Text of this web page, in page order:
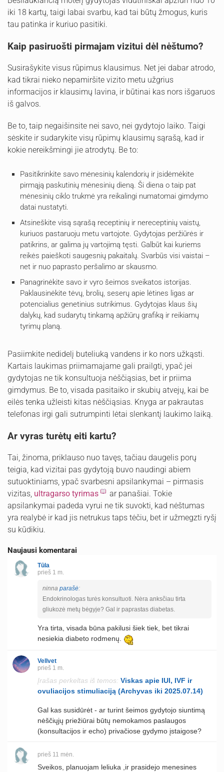
iki 18 kartų, taigi labai svarbu, kad tai būtų žmogus, kuris
tau patinka ir kuriuo pasitiki.
Kaip pasiruošti pirmajam vizitui dėl nėštumo?
Susirašykite visus rūpimus klausimus. Net jei dabar atrodo,
kad tikrai nieko nepamiršite vizito metu užgrius
informacijos ir klausimų lavina, ir būtinai kas nors išgaruos
iš galvos.
Be to, taip negaišinsite nei savo, nei gydytojo laiko. Taigi
sėskite ir sudarykite visų rūpimų klausimų sąrašą, kad ir
kokie nereikšmingi jie atrodytų. Be to:
Pasitikrinkite savo mėnesinių kalendorių ir įsidėmėkite
pirmąją paskutinių mėnesinių dieną. Ši diena o taip pat
mėnesinių ciklo trukmė yra reikalingi numatomai gimdymo
datai nustatyti.
Atsineškite visą sąrašą receptinių ir nereceptinių vaistų,
kuriuos pastaruoju metu vartojote. Gydytojas peržiūrės ir
patikrins, ar galima jų vartojimą tęsti. Galbūt kai kuriems
reikės paieškoti saugesnių pakaitalų. Svarbūs visi vaistai –
net ir nuo paprasto peršalimo ar skausmo.
Panagrinėkite savo ir vyro šeimos sveikatos istorijas.
Paklausinėkite tėvų, brolių, seserų apie lėtines ligas ar
potencialius genetinius sutrikimus. Gydytojas klaus šių
dalykų, kad sudarytų tinkamą apžiūrų grafiką ir reikiamų
tyrimų planą.
Pasiimkite nedidelį buteliuką vandens ir ko nors užkąsti.
Kartais laukimas priimamajame gali prailgti, ypač jei
gydytojas ne tik konsultuoja nėščiąsias, bet ir priima
gimdymus. Be to, visada pasitaiko ir skubių atvejų, kai be
eilės tenka užleisti kitas nėščiąsias. Knyga ar pakrautas
telefonas irgi gali sutrumpinti lėtai slenkantį laukimo laiką.
Ar vyras turėtų eiti kartu?
Tai, žinoma, priklauso nuo tavęs, tačiau daugelis porų
teigia, kad vizitai pas gydytoją buvo naudingi abiem
sutuoktiniams, ypač svarbesni apsilankymai – pirmasis
vizitas, ultragarso tyrimas
ar panašiai. Tokie
apsilankymai padeda vyrui ne tik suvokti, kad nėštumas
yra realybė ir kad jis netrukus taps tėčiu, bet ir užmegzti ryšį
su kūdikiu.
Naujausi komentarai
Tūla
prieš 1 m.
ninna parašė:
Endokrinologas turės konsultuoti. Nėra anksčiau tirta
gliukozė metų bėgyje? Gal ir paprastas diabetas.
Yra tirta, visada būna pakilusi šiek tiek, bet tikrai
nesiekia diabeto rodmenų.
Vellvet
prieš 1 m.
Įrašas perkeltas iš temos: Viskas apie IUI, IVF ir
ovuliacijos stimuliaciją (Archyvas iki 2025.07.14)
Gal kas susidūrėt - ar turint šeimos gydytojo siuntimą
nėščiųjų priežiūrai būtų nemokamos paslaugos
(konsultacijos ir echo) privačiose gydymo įstaigose?
prieš 11 mėn.
Sveikos, planuojam leliuka ,ir prasidejo menesines